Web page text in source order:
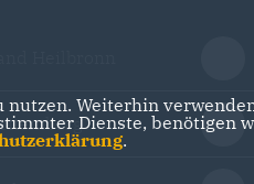
Weiterhin
Dienste,
.